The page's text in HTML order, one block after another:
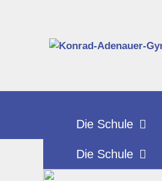
Die Schule
Die Schule